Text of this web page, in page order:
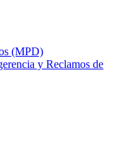
(MPD)
y Reclamos de